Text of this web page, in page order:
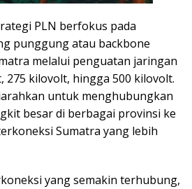
PLN berfokus pada
punggung atau backbone
melalui penguatan jaringan
275 kilovolt, hingga 500 kilovolt.
untuk menghubungkan
besar di berbagai provinsi ke
Sumatra yang lebih
yang semakin terhubung,